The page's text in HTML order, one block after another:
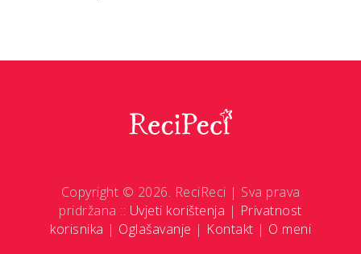
Copyright © 2026. ReciReci | Sva prava
pridržana :: Uvjeti korištenja | Privatnost
korisnika | Oglašavanje | Kontakt | O meni